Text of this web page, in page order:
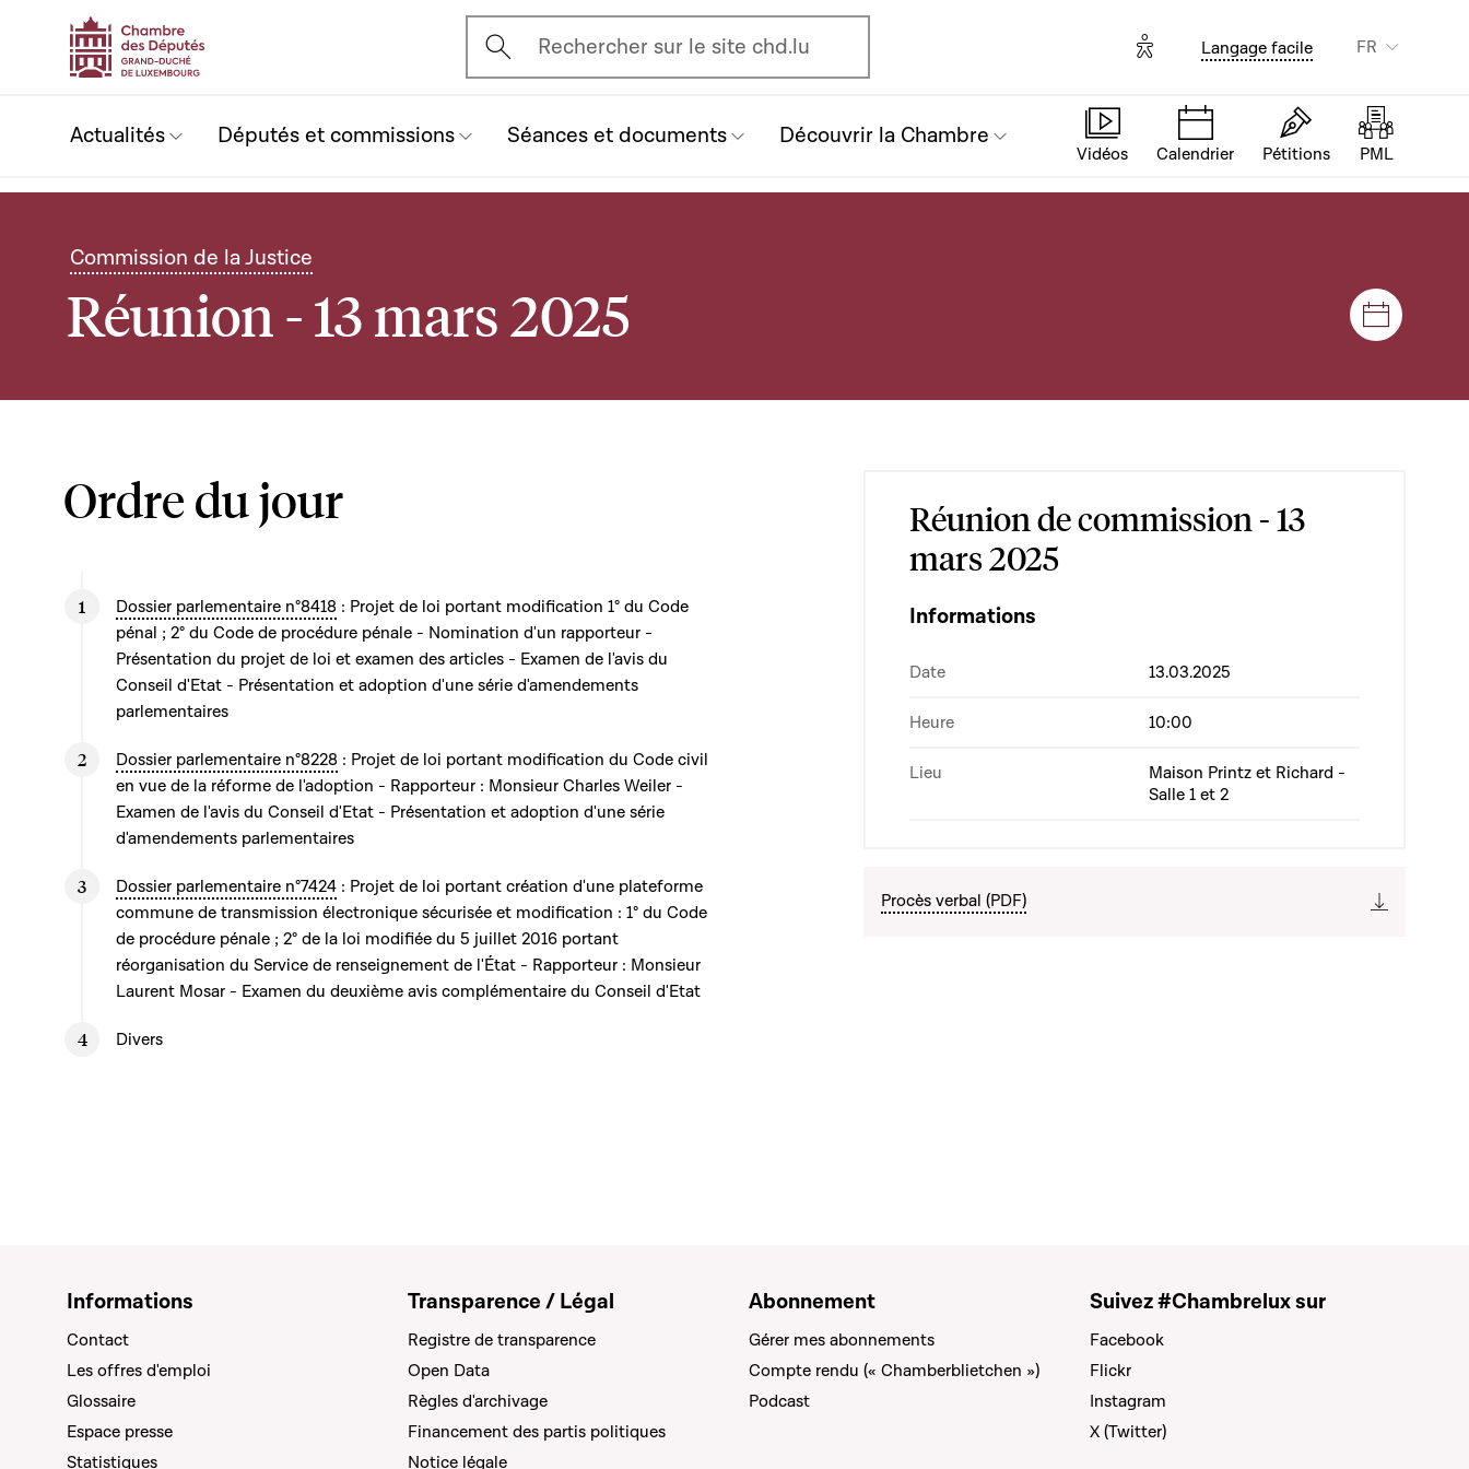
Ouvrir l'écran de recherche
Rechercher sur le site chd.lu Options d'accessibilité
Langage facile FR
Actualités Députés et commissions Séances et documents Découvrir la Chambre
Vidéos Calendrier Pétitions PML
Commission de la Justice
Réunion - 13 mars 2025 Séances
Ordre du jour
Dossier parlementaire n°8418 : Projet de loi portant modification 1° du Code
pénal ; 2° du Code de procédure pénale - Nomination d'un rapporteur -
Présentation du projet de loi et examen des articles - Examen de l'avis du
Conseil d'Etat - Présentation et adoption d'une série d'amendements
parlementaires
Dossier parlementaire n°8228 : Projet de loi portant modification du Code civil
en vue de la réforme de l'adoption - Rapporteur : Monsieur Charles Weiler -
Examen de l'avis du Conseil d'Etat - Présentation et adoption d'une série
d'amendements parlementaires
Dossier parlementaire n°7424 : Projet de loi portant création d'une plateforme
commune de transmission électronique sécurisée et modification : 1° du Code
de procédure pénale ; 2° de la loi modifiée du 5 juillet 2016 portant
réorganisation du Service de renseignement de l'État - Rapporteur : Monsieur
Laurent Mosar - Examen du deuxième avis complémentaire du Conseil d'Etat
Divers
Réunion de commission - 13
mars 2025
Informations
Date 13.03.2025
Heure 10:00
Lieu
Maison Printz et Richard -
Salle 1 et 2
Procès verbal (PDF)
Informations
Contact
Les offres d'emploi
Glossaire
Espace presse
Statistiques
Transparence / Légal
Registre de transparence
Open Data
Règles d'archivage
Financement des partis politiques
Notice légale
Abonnement
Gérer mes abonnements
Compte rendu (« Chamberblietchen »)
Podcast
Suivez #Chambrelux sur
Facebook
Flickr
Instagram
X (Twitter)